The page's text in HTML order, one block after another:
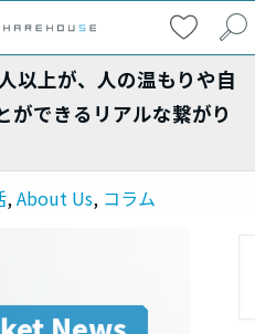
以上が、人の温もりや自
ができるリアルな繋がり
,About Us, コラム